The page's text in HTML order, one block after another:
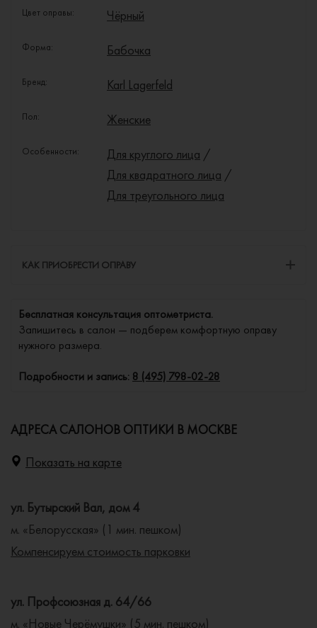
Цвет оправы: Чёрный
Форма: Бабочка
Бренд: Karl Lagerfeld
Пол: Женские
Особенности: Для круглого лица /
Для квадратного лица /
Для треугольного лица
КАК ПРИОБРЕСТИ ОПРАВУ
Бесплатная консультация оптометриста.
Запишитесь в салон — подберем комфортную оправу
нужного размера.
Подробности и запись: 8 (495) 798-02-28
АДРЕСА САЛОНОВ ОПТИКИ В МОСКВЕ
Показать на карте
ул. Бутырский Вал, дом 4
м. «Белорусская» (1 мин. пешком)
Компенсируем стоимость парковки
ул. Профсоюзная д. 64/66
м. «Новые Черёмушки» (5 мин. пешком)